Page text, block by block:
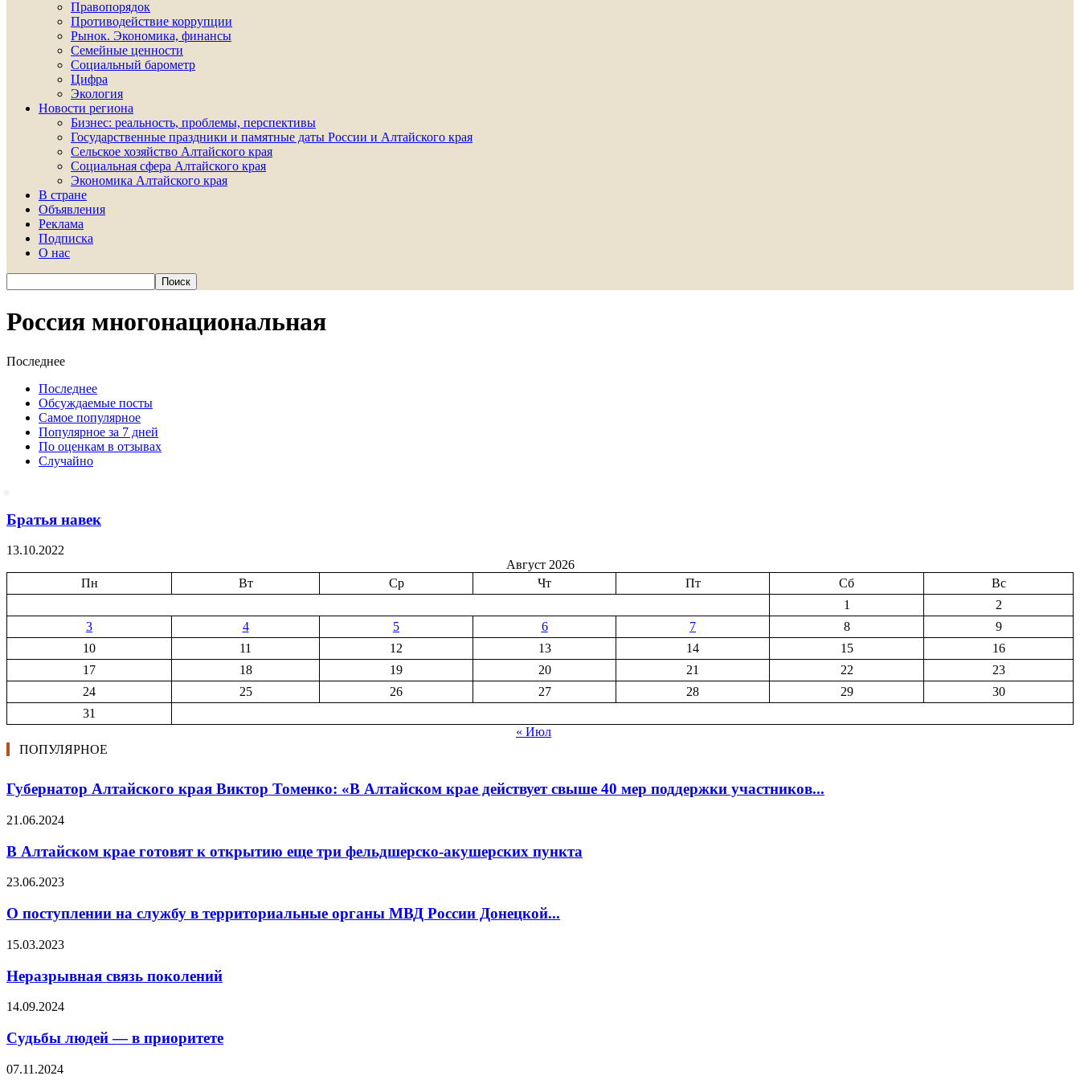
Правопорядок
Противодействие коррупции
Рынок. Экономика, финансы
Семейные ценности
Социальный барометр
Цифра
Экология
Новости региона
Бизнес: реальность, проблемы, перспективы
Государственные праздники и памятные даты России и Алтайского края
Сельское хозяйство Алтайского края
Социальная сфера Алтайского края
Экономика Алтайского края
В стране
Объявления
Реклама
Подписка
О нас
Россия многонациональная
Последнее
Последнее
Обсуждаемые посты
Самое популярное
Популярное за 7 дней
По оценкам в отзывах
Случайно
Братья навек
13.10.2022
Август 2026
Пн
Вт Ср Чт Пт Сб
Вс
1
2
3
4 5 6 7 8
9
10
11 12 13 14 15
16
17
18 19 20 21 22
23
24
25 26 27 28 29
30
31
« Июл
ПОПУЛЯРНОЕ
Губернатор Алтайского края Виктор Томенко: «В Алтайском крае действует свыше 40 мер поддержки участников...
21.06.2024
В Алтайском крае готовят к открытию еще три фельдшерско-акушерских пункта
23.06.2023
О поступлении на службу в территориальные органы МВД России Донецкой...
15.03.2023
Неразрывная связь поколений
14.09.2024
Судьбы людей — в приоритете
07.11.2024